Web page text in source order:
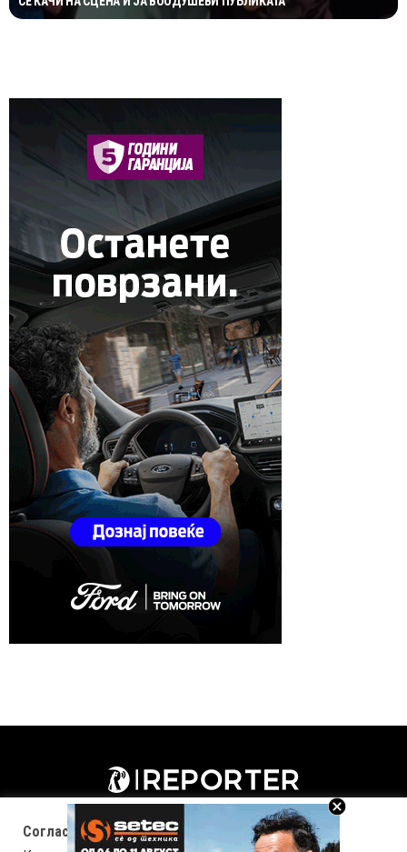
Согласност за колачиња (cookies)